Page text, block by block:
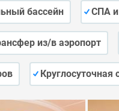
бассейн СПА и
из/в аэропорт
Круглосуточная